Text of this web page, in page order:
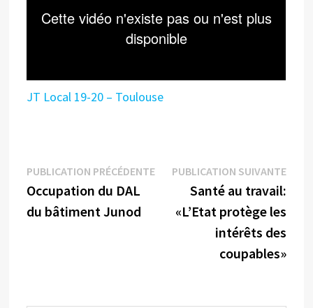
JT Local 19-20 – Toulouse
Navigation
de
PUBLICATION PRÉCÉDENTEPublication
précédente :
Occupation du DAL
du bâtiment Junod
PUBLICATION SUIVANTE
Santé au travail:
«L’Etat protège les
intérêts des
coupables»